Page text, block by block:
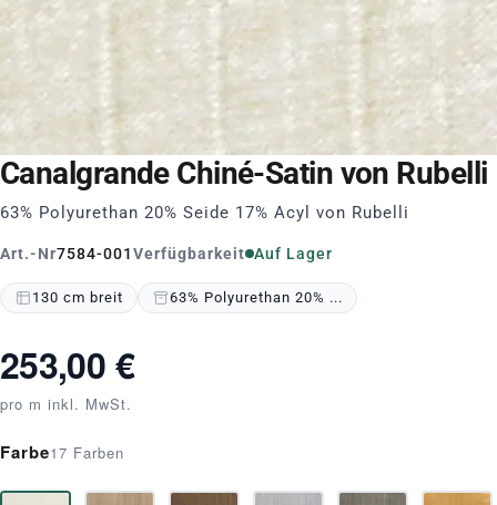
Canalgrande Chiné-Satin von Rubelli
63% Polyurethan 20% Seide 17% Acyl von Rubelli
Art.-Nr7584-001Verfügbarkeit Auf Lager
130 cm breit 63% Polyurethan 20% ...
253,00 €
pro m inkl. MwSt.
Farbe17 Farben